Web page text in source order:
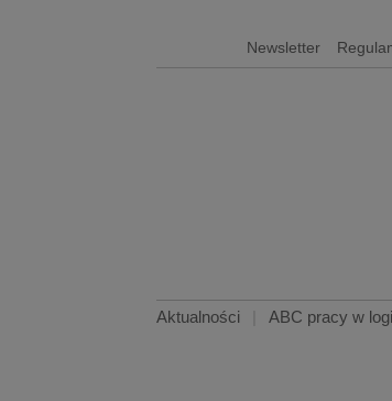
Newsletter
Aktualności ABC pracy w